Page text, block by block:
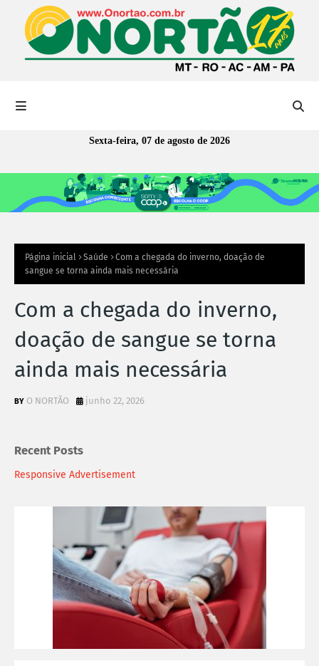
Sexta-feira, 07 de agosto de 2026
Página inicial Saúde
Com a chegada do inverno, doação de
sangue se torna ainda mais necessária
Com a chegada do inverno,
doação de sangue se torna
ainda mais necessária
O NORTÃO junho 22, 2026
Recent Posts
Responsive Advertisement